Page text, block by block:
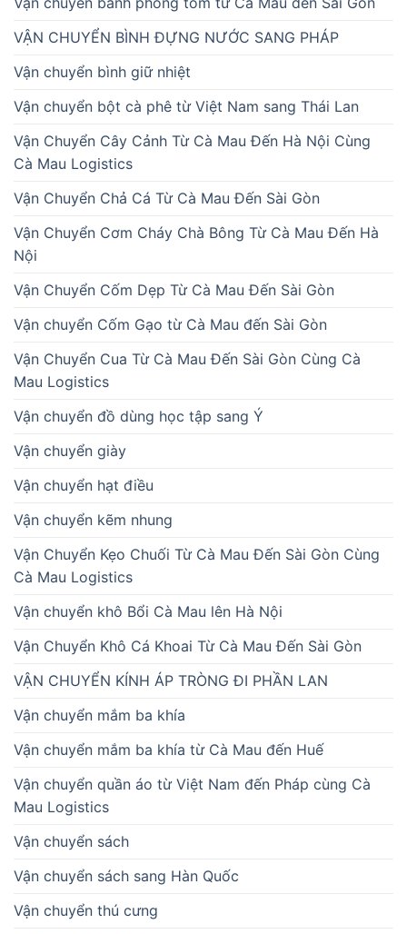
VẬN CHUYỂN BÌNH ĐỰNG NƯỚC SANG PHÁP
Vận chuyển bình giữ nhiệt
Vận chuyển bột cà phê từ Việt Nam sang Thái Lan
Vận Chuyển Cây Cảnh Từ Cà Mau Đến Hà Nội Cùng
Cà Mau Logistics
Vận Chuyển Chả Cá Từ Cà Mau Đến Sài Gòn
Vận Chuyển Cơm Cháy Chà Bông Từ Cà Mau Đến Hà
Nội
Vận Chuyển Cốm Dẹp Từ Cà Mau Đến Sài Gòn
Vận chuyển Cốm Gạo từ Cà Mau đến Sài Gòn
Vận Chuyển Cua Từ Cà Mau Đến Sài Gòn Cùng Cà
Mau Logistics
Vận chuyển đồ dùng học tập sang Ý
Vận chuyển giày
Vận chuyển hạt điều
Vận chuyển kẽm nhung
Vận Chuyển Kẹo Chuối Từ Cà Mau Đến Sài Gòn Cùng
Cà Mau Logistics
Vận chuyển khô Bổi Cà Mau lên Hà Nội
Vận Chuyển Khô Cá Khoai Từ Cà Mau Đến Sài Gòn
VẬN CHUYỂN KÍNH ÁP TRÒNG ĐI PHẦN LAN
Vận chuyển mắm ba khía
Vận chuyển mắm ba khía từ Cà Mau đến Huế
Vận chuyển quần áo từ Việt Nam đến Pháp cùng Cà
Mau Logistics
Vận chuyển sách
Vận chuyển sách sang Hàn Quốc
Vận chuyển thú cưng